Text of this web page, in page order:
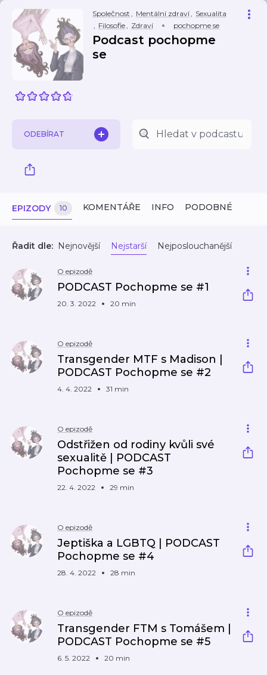
Společnost , Mentální zdraví, Sexualita
, Filosofie, Zdraví pochopme se
Podcast pochopme
se
ODEBÍRAT
EPIZODY 10 KOMENTÁŘE INFO PODOBNÉ
Řadit dle: Nejnovější Nejstarší Nejposlouchanější
O epizodě
PODCAST Pochopme se #1
20. 3. 2022 20 min
O epizodě
Transgender MTF s Madison |
PODCAST Pochopme se #2
4. 4. 2022 31 min
O epizodě
Odstřižen od rodiny kvůli své
sexualitě | PODCAST
Pochopme se #3
22. 4. 2022 29 min
O epizodě
Jeptiška a LGBTQ | PODCAST
Pochopme se #4
28. 4. 2022 28 min
O epizodě
Transgender FTM s Tomášem |
PODCAST Pochopme se #5
6. 5. 2022 20 min